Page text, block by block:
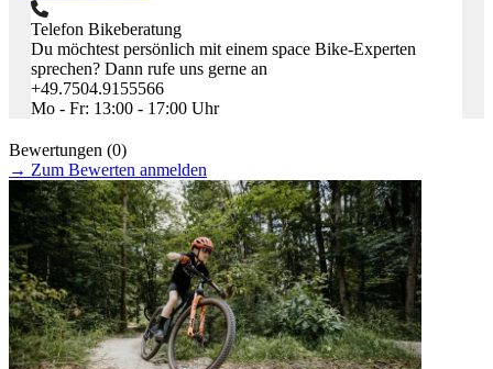
Telefon Bikeberatung
Du möchtest persönlich mit einem space Bike-Experten
sprechen? Dann rufe uns gerne an
+49.7504.9155566
Mo - Fr: 13:00 - 17:00 Uhr
Bewertungen (0)
→ Zum Bewerten anmelden